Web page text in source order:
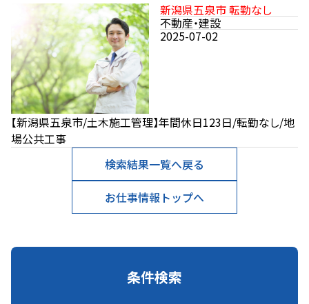
条件検索
新潟県五泉市 転勤なし
不動産・建設
2025-07-02
【新潟県五泉市/土木施工管理】年間休日123日/転勤なし/地
場公共工事
検索結果一覧へ戻る
お仕事情報トップへ